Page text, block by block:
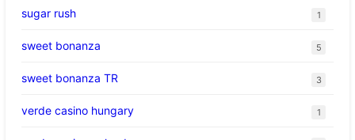
sugar rush 1
sweet bonanza 5
sweet bonanza TR 3
verde casino hungary 1